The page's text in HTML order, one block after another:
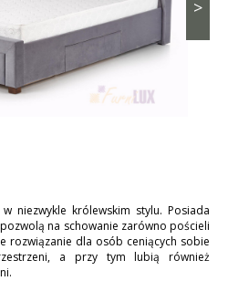
>
niezwykle królewskim stylu. Posiada
na schowanie zarówno pościeli
rozwiązanie dla osób ceniących sobie
a przy tym lubią również